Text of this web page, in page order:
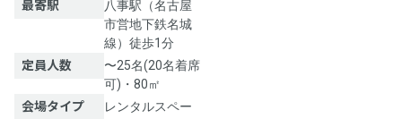
最寄駅
八事駅（名古屋
市営地下鉄名城
線）徒歩1分
定員人数
〜25名(20名着席
可)・80㎡
会場タイプ
レンタルスペー